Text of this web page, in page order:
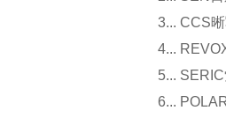
3... CCS
4...
5...
6...